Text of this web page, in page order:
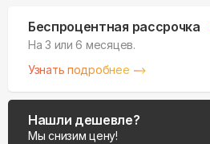
Беспроцентная рассрочка
На 3 или 6 месяцев.
Узнать подробнее
Нашли дешевле?
Мы снизим цену!